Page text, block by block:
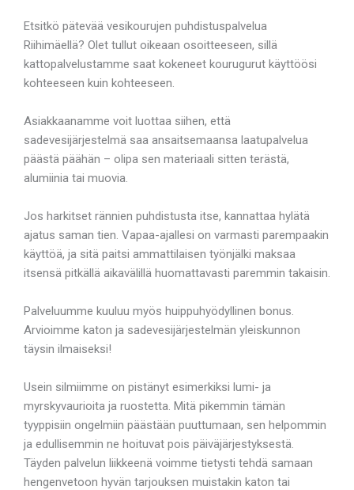
Etsitkö pätevää vesikourujen puhdistuspalvelua
Riihimäellä? Olet tullut oikeaan osoitteeseen, sillä
kattopalvelustamme saat kokeneet kourugurut käyttöösi
kohteeseen kuin kohteeseen.
Asiakkaanamme voit luottaa siihen, että
sadevesijärjestelmä saa ansaitsemaansa laatupalvelua
päästä päähän – olipa sen materiaali sitten terästä,
alumiinia tai muovia.
Jos harkitset rännien puhdistusta itse, kannattaa hylätä
ajatus saman tien. Vapaa-ajallesi on varmasti parempaakin
käyttöä, ja sitä paitsi ammattilaisen työnjälki maksaa
itsensä pitkällä aikavälillä huomattavasti paremmin takaisin.
Palveluumme kuuluu myös huippuhyödyllinen bonus.
Arvioimme katon ja sadevesijärjestelmän yleiskunnon
täysin ilmaiseksi!
Usein silmiimme on pistänyt esimerkiksi lumi- ja
myrskyvaurioita ja ruostetta. Mitä pikemmin tämän
tyyppisiin ongelmiin päästään puuttumaan, sen helpommin
ja edullisemmin ne hoituvat pois päiväjärjestyksestä.
Täyden palvelun liikkeenä voimme tietysti tehdä samaan
hengenvetoon hyvän tarjouksen muistakin katon tai